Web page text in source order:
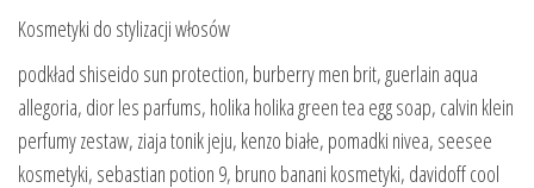
Kosmetyki do stylizacji włosów
podkład shiseido sun protection, burberry men brit, guerlain aqua
allegoria, dior les parfums, holika holika green tea egg soap, calvin klein
perfumy zestaw, ziaja tonik jeju, kenzo białe, pomadki nivea, seesee
kosmetyki, sebastian potion 9, bruno banani kosmetyki, davidoff cool